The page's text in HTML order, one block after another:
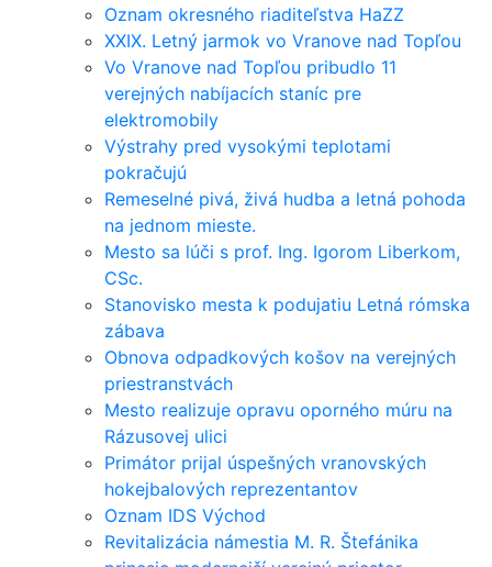
Oznam okresného riaditeľstva HaZZ
XXIX. Letný jarmok vo Vranove nad Topľou
Vo Vranove nad Topľou pribudlo 11
verejných nabíjacích staníc pre
elektromobily
Výstrahy pred vysokými teplotami
pokračujú
Remeselné pivá, živá hudba a letná pohoda
na jednom mieste.
Mesto sa lúči s prof. Ing. Igorom Liberkom,
CSc.
Stanovisko mesta k podujatiu Letná rómska
zábava
Obnova odpadkových košov na verejných
priestranstvách
Mesto realizuje opravu oporného múru na
Rázusovej ulici
Primátor prijal úspešných vranovských
hokejbalových reprezentantov
Oznam IDS Východ
Revitalizácia námestia M. R. Štefánika